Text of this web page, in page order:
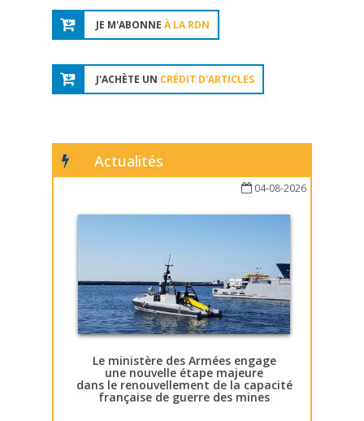
JE M'ABONNE À LA RDN
J'ACHÈTE UN CRÉDIT D'ARTICLES
Actualités
04-08-2026
Le ministère des Armées engage
une nouvelle étape majeure
dans le renouvellement de la capacité
française de guerre des mines